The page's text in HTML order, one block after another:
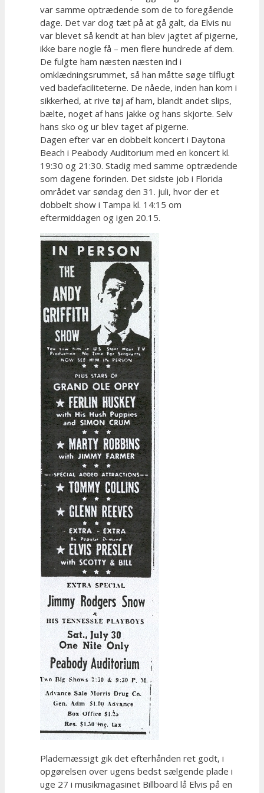
var samme optrædende som de to foregående
dage. Det var dog tæt på at gå galt, da Elvis nu
var blevet så kendt at han blev jagtet af pigerne,
ikke bare nogle få – men flere hundrede af dem.
De fulgte ham næsten næsten ind i
omklædningsrummet, så han måtte søge tilflugt
ved badefaciliteterne. De nåede, inden han kom i
sikkerhed, at rive tøj af ham, blandt andet slips,
bælte, noget af hans jakke og hans skjorte. Selv
hans sko og ur blev taget af pigerne.
Dagen efter var en dobbelt koncert i Daytona
Beach i Peabody Auditorium med en koncert kl.
19:30 og 21:30. Stadig med samme optrædende
som dagene forinden. Det sidste job i Florida
området var søndag den 31. juli, hvor der et
dobbelt show i Tampa kl. 14:15 om
eftermiddagen og igen 20.15.
Plademæssigt gik det efterhånden ret godt, i
opgørelsen over ugens bedst sælgende plade i
uge 27 i musikmagasinet Billboard lå Elvis på en